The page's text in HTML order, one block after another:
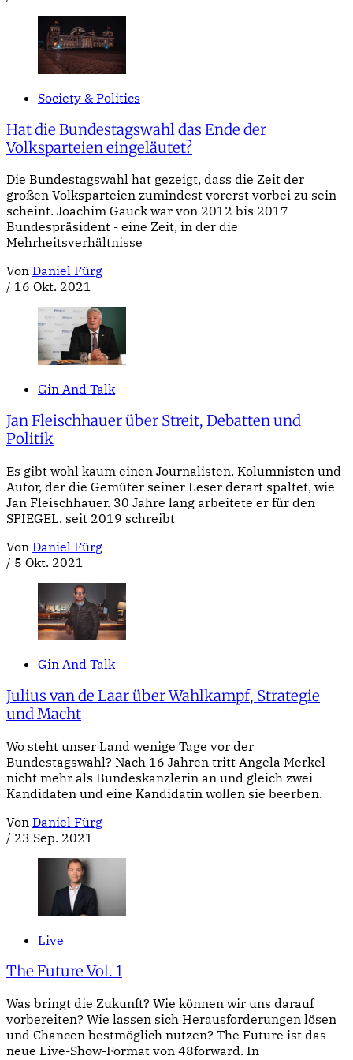
Society & Politics
Hat die Bundestagswahl das Ende der
Volksparteien eingeläutet?
Die Bundestagswahl hat gezeigt, dass die Zeit der
großen Volksparteien zumindest vorerst vorbei zu sein
scheint. Joachim Gauck war von 2012 bis 2017
Bundespräsident - eine Zeit, in der die
Mehrheitsverhältnisse
Von Daniel Fürg
/ 16 Okt. 2021
Gin And Talk
Jan Fleischhauer über Streit, Debatten und
Politik
Es gibt wohl kaum einen Journalisten, Kolumnisten und
Autor, der die Gemüter seiner Leser derart spaltet, wie
Jan Fleischhauer. 30 Jahre lang arbeitete er für den
SPIEGEL, seit 2019 schreibt
Von Daniel Fürg
/ 5 Okt. 2021
Gin And Talk
Julius van de Laar über Wahlkampf, Strategie
und Macht
Wo steht unser Land wenige Tage vor der
Bundestagswahl? Nach 16 Jahren tritt Angela Merkel
nicht mehr als Bundeskanzlerin an und gleich zwei
Kandidaten und eine Kandidatin wollen sie beerben.
Von Daniel Fürg
/ 23 Sep. 2021
Live
The Future Vol. 1
Was bringt die Zukunft? Wie können wir uns darauf
vorbereiten? Wie lassen sich Herausforderungen lösen
und Chancen bestmöglich nutzen? The Future ist das
neue Live-Show-Format von 48forward. In